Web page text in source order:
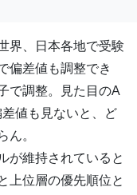
界、日本各地で受験
偏差値も調整でき
で調整。見た目のA
値も見ないと、ど
ん。
が維持されていると
上位層の優先順位と